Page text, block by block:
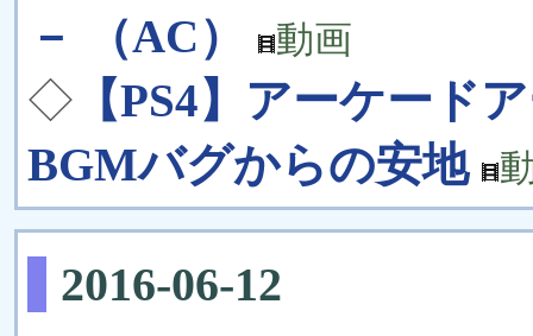
－ （AC）
動画
◇ 【PS4】アーケード
BGMバグからの安地
2016-06-12